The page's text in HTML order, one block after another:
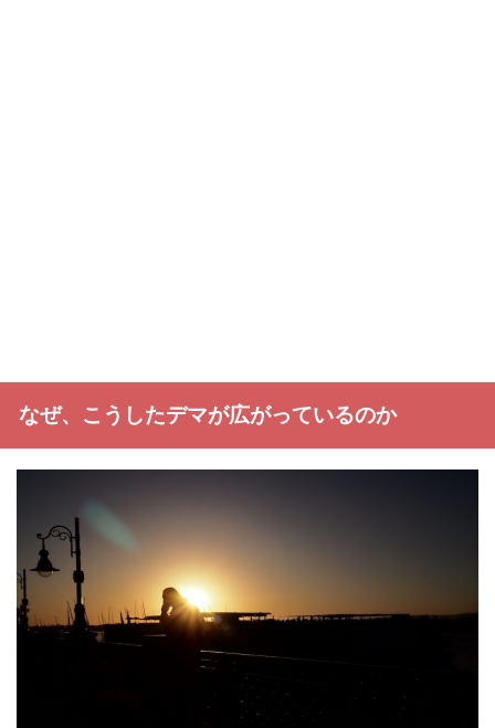
なぜ、こうしたデマが広がっているのか